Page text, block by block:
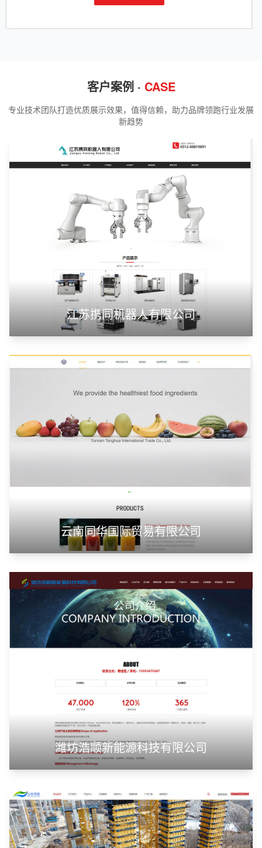
客户案例 · CASE
专业技术团队打造优质展示效果，值得信赖，助力品牌领跑行业发展
新趋势
江苏携同机器人有限公司
云南同华国际贸易有限公司
潍坊浩顺新能源科技有限公司